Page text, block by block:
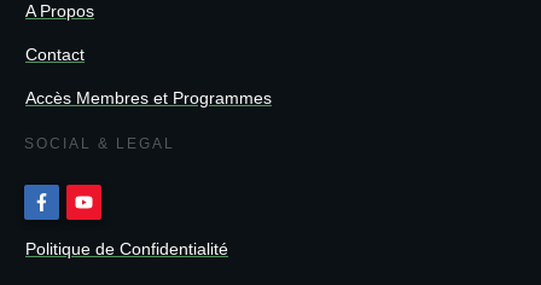
A Propos
Contact
Accès Membres et Programmes
SOCIAL & LEGAL
Politique de Confidentialité